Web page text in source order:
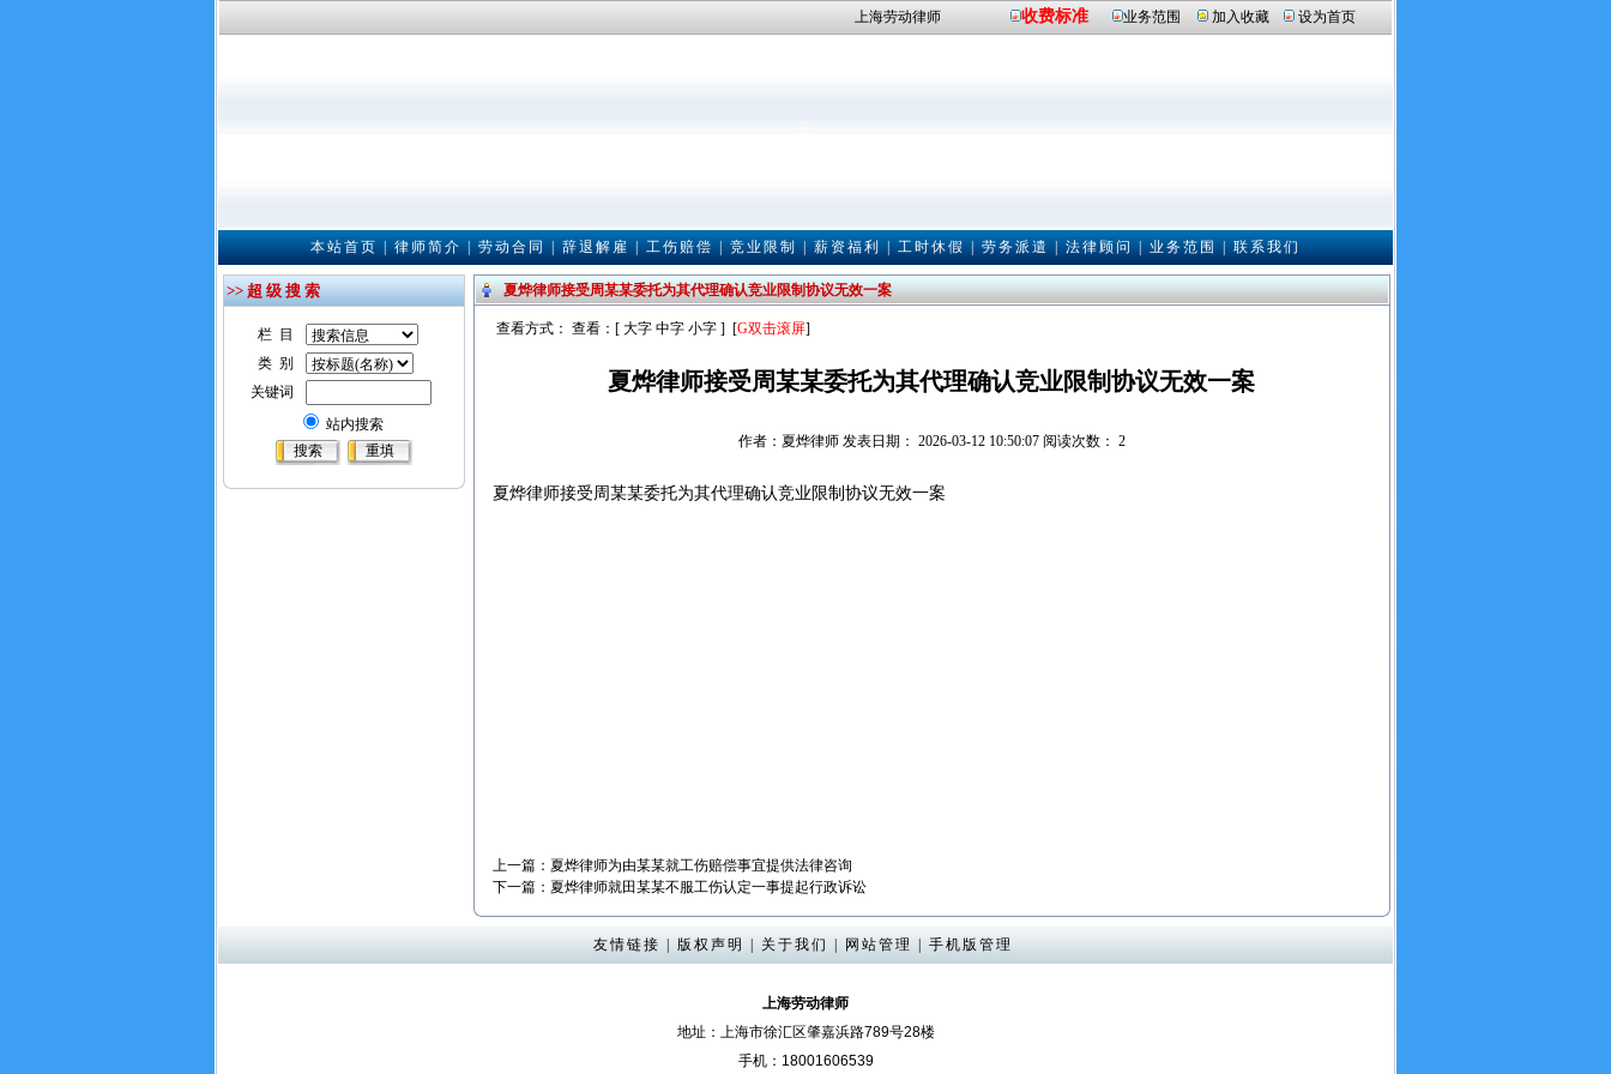
上海劳动律师 收费标准 业务范围 加入收藏 设为首页
本站首页|律师简介|劳动合同|辞退解雇|工伤赔偿|竞业限制|薪资福利|工时休假|劳务派遣|法律顾问|业务范围|联系我们
>> 超 级 搜 索
栏 目
类 别
关键词
站内搜索
夏烨律师接受周某某委托为其代理确认竞业限制协议无效一案
查看方式： 查看：[ 大字 中字 小字] [G双击滚屏]
夏烨律师接受周某某委托为其代理确认竞业限制协议无效一案
作者：夏烨律师 发表日期： 2026-03-12 10:50:07 阅读次数： 2
夏烨律师接受周某某委托为其代理确认竞业限制协议无效一案
上一篇： 夏烨律师为由某某就工伤赔偿事宜提供法律咨询
下一篇： 夏烨律师就田某某不服工伤认定一事提起行政诉讼
友情链接 版权声明 关于我们 网站管理 手机版管理
上海劳动律师
地址：上海市徐汇区肇嘉浜路789号28楼
手机：18001606539